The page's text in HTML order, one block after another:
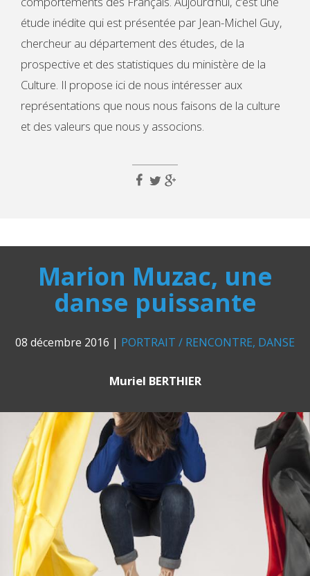
étude inédite qui est présentée par Jean-Michel Guy,
chercheur au département des études, de la
prospective et des statistiques du ministère de la
Culture. Il propose ici de nous intéresser aux
représentations que nous nous faisons de la culture
et des valeurs que nous y associons.
Marion Muzac, une
danse puissante
08 décembre 2016 | PORTRAIT / RENCONTRE DANSE
Muriel BERTHIER